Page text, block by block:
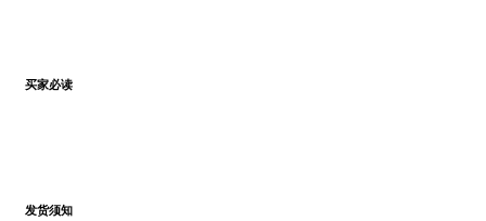
买家必读
发货须知